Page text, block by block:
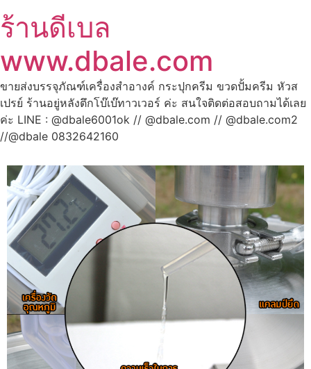
ร้านดีเบล
www.dbale.com
ขายส่งบรรจุภัณฑ์เครื่องสำอางค์ กระปุกครีม ขวดปั้มครีม หัวส
เปรย์ ร้านอยู่หลังตึกโบ๊เบ๊ทาวเวอร์ ค่ะ สนใจติดต่อสอบถามได้เลย
ค่ะ LINE : @dbale6001ok // @dbale.com // @dbale.com2
//@dbale 0832642160